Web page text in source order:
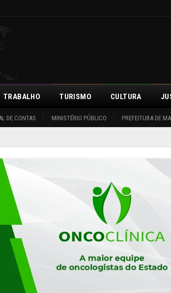
DE CONTAS MINISTÉRIO PÚBLICO PREFEITURA DE
TRABALHO TURISMO CULTURA